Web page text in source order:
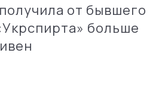
от бывшего
больше